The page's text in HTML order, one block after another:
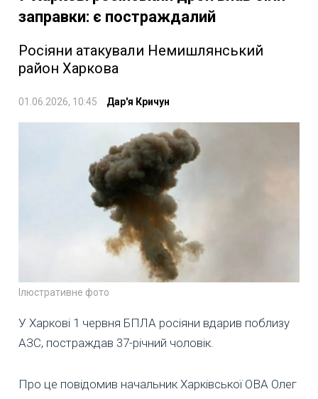
заправки: є постраждалий
Росіяни атакували Немишлянський
район Харкова
01.06.2026, 10:45 Дар'я Кричун
Ілюстративне фото
У Харкові 1 червня БПЛА росіяни вдарив поблизу
АЗС, постраждав 37-річний чоловік.
Про це повідомив начальник Харківської ОВА Олег